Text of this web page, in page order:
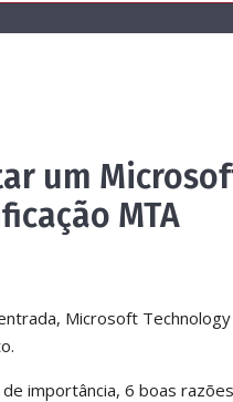
um
MTA
Microsoft
importância, 6 boas